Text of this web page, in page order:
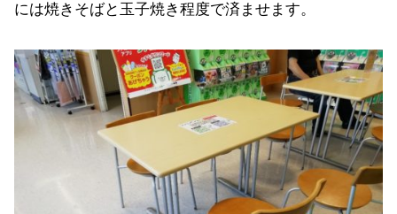
には焼きそばと玉子焼き程度で済ませます。